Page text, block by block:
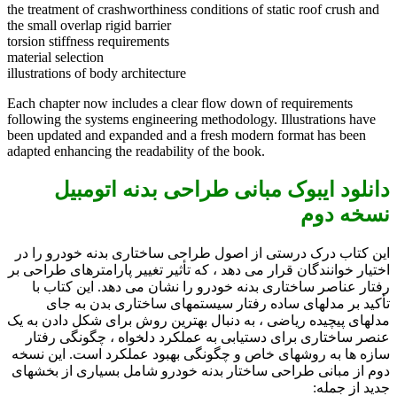
the treatment of crashworthiness conditions of static roof crush and
the small overlap rigid barrier
torsion stiffness requirements
material selection
illustrations of body architecture
Each chapter now includes a clear flow down of requirements
following the systems engineering methodology. Illustrations have
been updated and expanded and a fresh modern format has been
adapted enhancing the readability of the book.
دانلود ایبوک مبانی طراحی بدنه اتومبیل
نسخه دوم
این کتاب درک درستی از اصول طراحی ساختاری بدنه خودرو را در
اختیار خوانندگان قرار می دهد ، که تأثیر تغییر پارامترهای طراحی بر
رفتار عناصر ساختاری بدنه خودرو را نشان می دهد. این کتاب با
تأکید بر مدلهای ساده رفتار سیستمهای ساختاری بدن به جای
مدلهای پیچیده ریاضی ، به دنبال بهترین روش برای شکل دادن به یک
عنصر ساختاری برای دستیابی به عملکرد دلخواه ، چگونگی رفتار
سازه ها به روشهای خاص و چگونگی بهبود عملکرد است. این نسخه
دوم از مبانی طراحی ساختار بدنه خودرو شامل بسیاری از بخشهای
جدید از جمله: